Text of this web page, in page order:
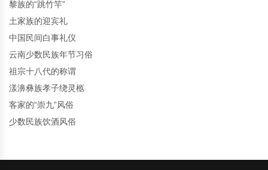
黎族的“跳竹竿”
土家族的迎宾礼
中国民间白事礼仪
云南少数民族年节习俗
祖宗十八代的称谓
漾濞彝族孝子绕灵柩
客家的“崇九”风俗
少数民族饮酒风俗